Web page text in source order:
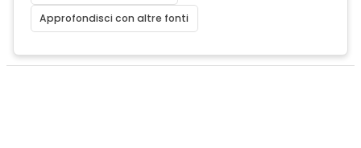
Approfondisci con altre fonti